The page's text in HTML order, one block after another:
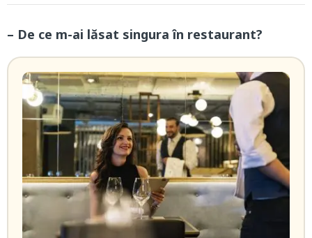
– De ce m-ai lăsat singura în restaurant?